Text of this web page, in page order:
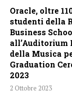
Oracle, oltre
studenti della
Business
all’Auditorium
della Musica
Graduation
2023
2 Ottobre 2023